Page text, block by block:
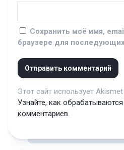
Сохранить моё имя,
браузере для
Этот сайт использует
Узнайте, как
комментариев.